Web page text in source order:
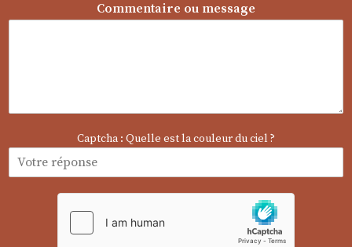
i
Commentaire ou message
Captcha : Quelle est la couleur du ciel ?